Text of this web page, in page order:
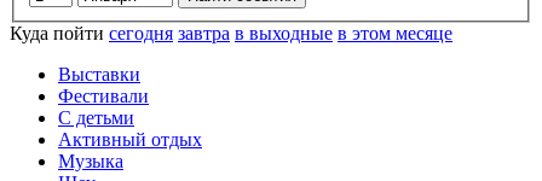
Куда пойти сегодня завтра в выходные в этом месяце
Выставки
Фестивали
С детьми
Активный отдых
Музыка